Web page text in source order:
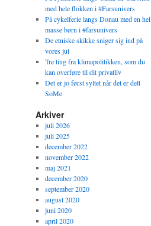
med hele flokken i #Farsunivers
På cykelferie langs Donau med en hel
masse børn i #farsunivers
De etniske skikke sniger sig ind på
vores jul
Tre ting fra klimapolitikken, som du
kan overføre til dit privatliv
Det er jo først syltet når det er delt
SoMe
Arkiver
juli 2026
juli 2025
december 2022
november 2022
maj 2021
december 2020
september 2020
august 2020
juni 2020
april 2020